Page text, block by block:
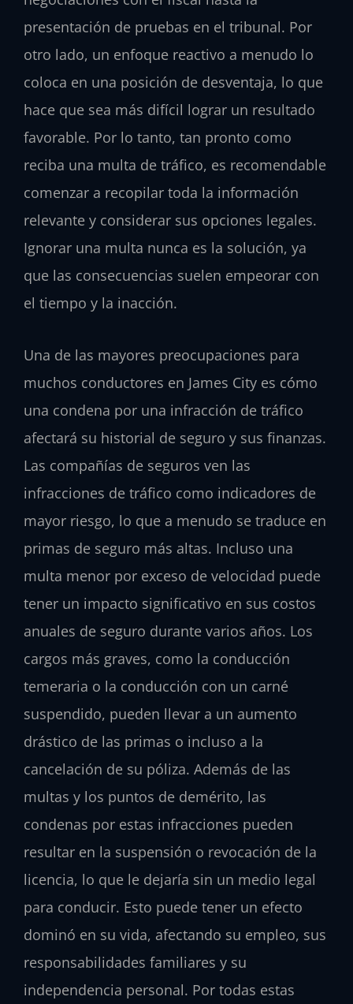
presentación de pruebas en el tribunal. Por
otro lado, un enfoque reactivo a menudo lo
coloca en una posición de desventaja, lo que
hace que sea más difícil lograr un resultado
favorable. Por lo tanto, tan pronto como
reciba una multa de tráfico, es recomendable
comenzar a recopilar toda la información
relevante y considerar sus opciones legales.
Ignorar una multa nunca es la solución, ya
que las consecuencias suelen empeorar con
el tiempo y la inacción.
Una de las mayores preocupaciones para
muchos conductores en James City es cómo
una condena por una infracción de tráfico
afectará su historial de seguro y sus finanzas.
Las compañías de seguros ven las
infracciones de tráfico como indicadores de
mayor riesgo, lo que a menudo se traduce en
primas de seguro más altas. Incluso una
multa menor por exceso de velocidad puede
tener un impacto significativo en sus costos
anuales de seguro durante varios años. Los
cargos más graves, como la conducción
temeraria o la conducción con un carné
suspendido, pueden llevar a un aumento
drástico de las primas o incluso a la
cancelación de su póliza. Además de las
multas y los puntos de demérito, las
condenas por estas infracciones pueden
resultar en la suspensión o revocación de la
licencia, lo que le dejaría sin un medio legal
para conducir. Esto puede tener un efecto
dominó en su vida, afectando su empleo, sus
responsabilidades familiares y su
independencia personal. Por todas estas